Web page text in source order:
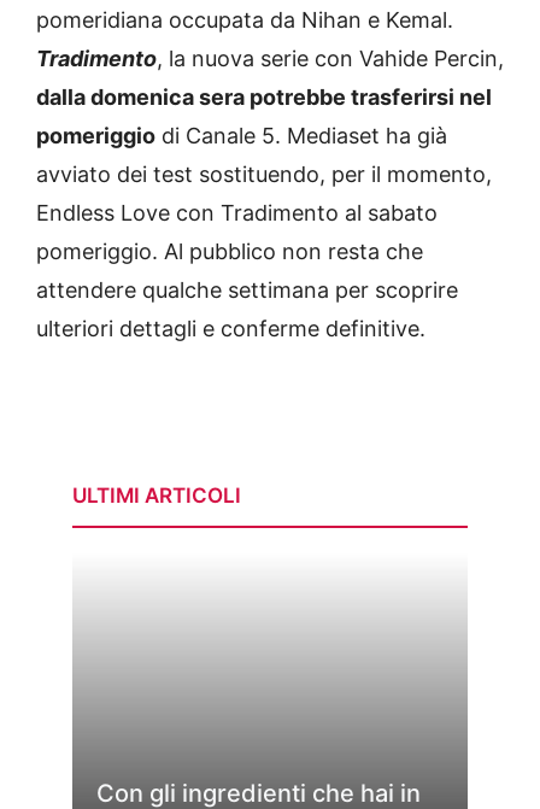
pomeridiana occupata da Nihan e Kemal.
Tradimento, la nuova serie con Vahide Percin,
dalla domenica sera potrebbe trasferirsi nel
pomeriggio di Canale 5. Mediaset ha già
avviato dei test sostituendo, per il momento,
Endless Love con Tradimento al sabato
pomeriggio. Al pubblico non resta che
attendere qualche settimana per scoprire
ulteriori dettagli e conferme definitive.
ULTIMI ARTICOLI
Con gli ingredienti che hai in